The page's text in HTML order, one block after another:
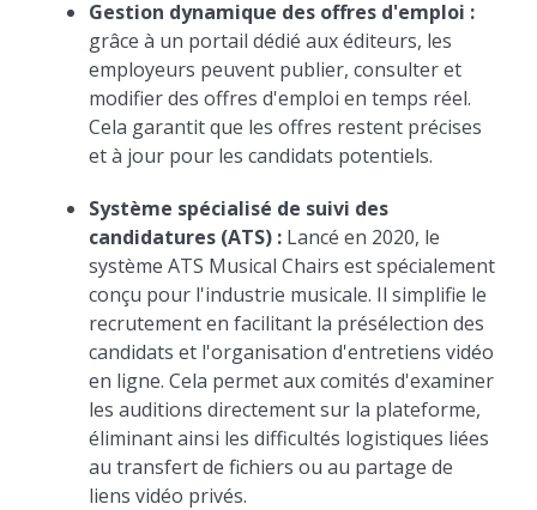
Gestion dynamique des offres d'emploi :
grâce à un portail dédié aux éditeurs, les
employeurs peuvent publier, consulter et
modifier des offres d'emploi en temps réel.
Cela garantit que les offres restent précises
et à jour pour les candidats potentiels.
Système spécialisé de suivi des
candidatures (ATS) :Lancé en 2020, le
système ATS Musical Chairs est spécialement
conçu pour l'industrie musicale. Il simplifie le
recrutement en facilitant la présélection des
candidats et l'organisation d'entretiens vidéo
en ligne. Cela permet aux comités d'examiner
les auditions directement sur la plateforme,
éliminant ainsi les difficultés logistiques liées
au transfert de fichiers ou au partage de
liens vidéo privés.